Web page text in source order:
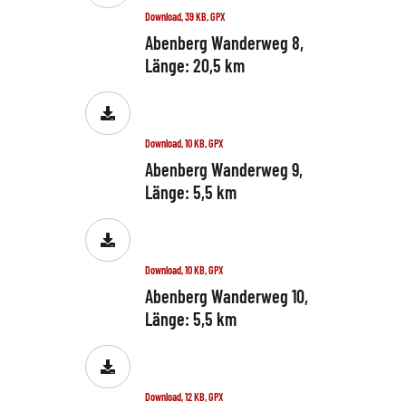
Download, 39 KB, GPX
Abenberg Wanderweg 8,
Länge: 20,5 km
Download, 10 KB, GPX
Abenberg Wanderweg 9,
Länge: 5,5 km
Download, 10 KB, GPX
Abenberg Wanderweg 10,
Länge: 5,5 km
Download, 12 KB, GPX